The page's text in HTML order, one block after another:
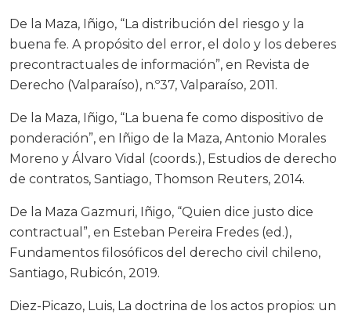
De la Maza, Iñigo, “La distribución del riesgo y la
buena fe. A propósito del error, el dolo y los deberes
precontractuales de información”, en Revista de
Derecho (Valparaíso), n.º37, Valparaíso, 2011.
De la Maza, Iñigo, “La buena fe como dispositivo de
ponderación”, en Iñigo de la Maza, Antonio Morales
Moreno y Álvaro Vidal (coords.), Estudios de derecho
de contratos, Santiago, Thomson Reuters, 2014.
De la Maza Gazmuri, Iñigo, “Quien dice justo dice
contractual”, en Esteban Pereira Fredes (ed.),
Fundamentos filosóficos del derecho civil chileno,
Santiago, Rubicón, 2019.
Diez-Picazo, Luis, La doctrina de los actos propios: un